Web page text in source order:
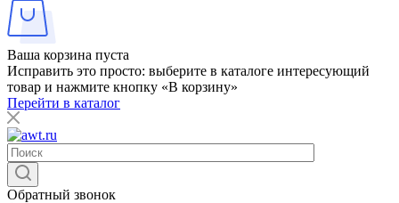
Ваша корзина пуста
Исправить это просто: выберите в каталоге интересующий
товар и нажмите кнопку «В корзину»
Перейти в каталог
Обратный звонок